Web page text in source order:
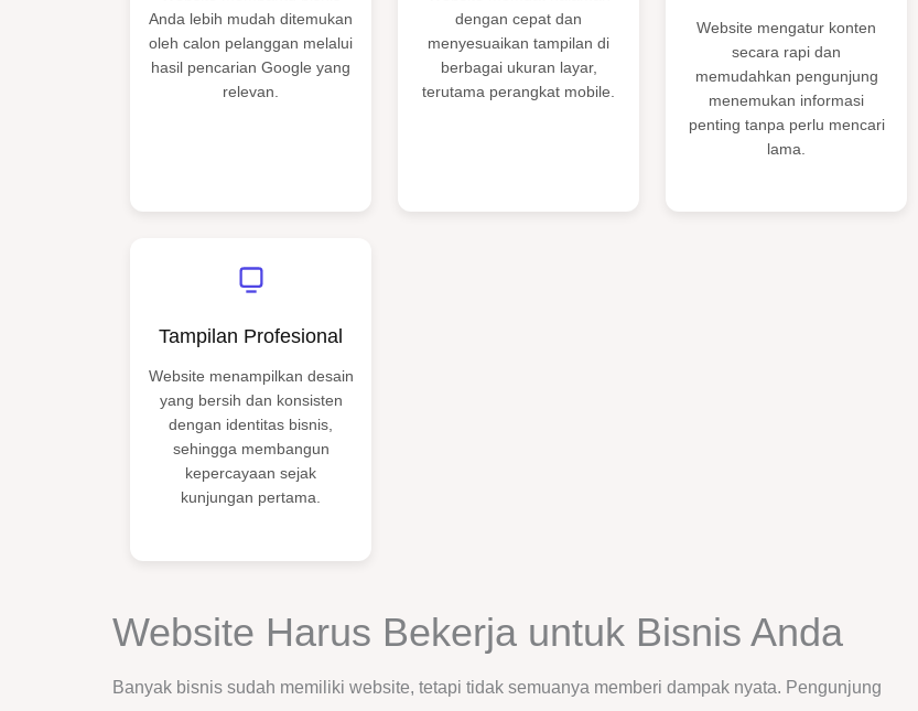
Anda lebih mudah ditemukan
oleh calon pelanggan melalui
hasil pencarian Google yang
relevan.
dengan cepat dan
menyesuaikan tampilan di
berbagai ukuran layar,
terutama perangkat mobile.
Website mengatur konten
secara rapi dan
memudahkan pengunjung
menemukan informasi
penting tanpa perlu mencari
lama.
Tampilan Profesional
Website menampilkan desain
yang bersih dan konsisten
dengan identitas bisnis,
sehingga membangun
kepercayaan sejak
kunjungan pertama.
Website Harus Bekerja untuk Bisnis Anda
Banyak bisnis sudah memiliki website, tetapi tidak semuanya memberi dampak nyata. Pengunjung